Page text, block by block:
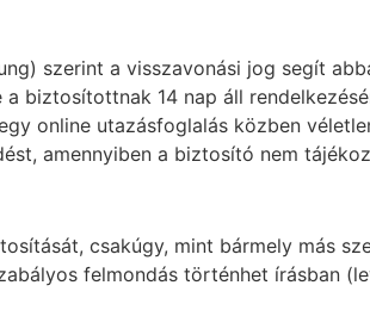
szerint a visszavonási jog segít
biztosítottnak 14 nap áll
online utazásfoglalás közben
amennyiben a biztosító nem
csakúgy, mint bármely más
felmondás történhet írásban